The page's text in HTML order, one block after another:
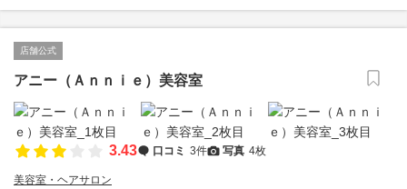
店舗公式
アニー（Ａｎｎｉｅ）美容室
3.43 口コミ 3件 写真 4枚
美容室・ヘアサロン